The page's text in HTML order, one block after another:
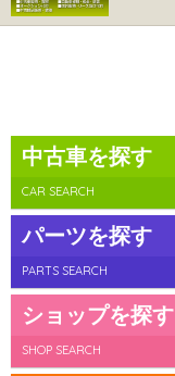
中古車を探す
CAR SEARCH
パーツを探す
PARTS SEARCH
ショップを探す
SHOP SEARCH